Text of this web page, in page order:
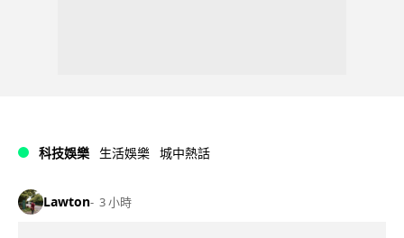
科技娛樂 生活娛樂 城中熱話
Lawton 3 小時